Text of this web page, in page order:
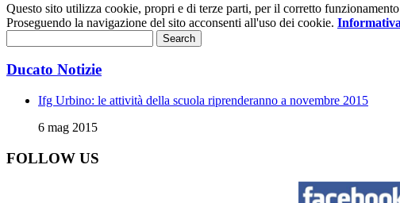
Questo sito utilizza cookie, propri e di terze parti, per il corretto
Proseguendo la navigazione del sito acconsenti all'uso dei cookie.
Ducato Notizie
Ifg Urbino: le attività della scuola riprenderanno a novembre 2015
6 mag 2015
FOLLOW US